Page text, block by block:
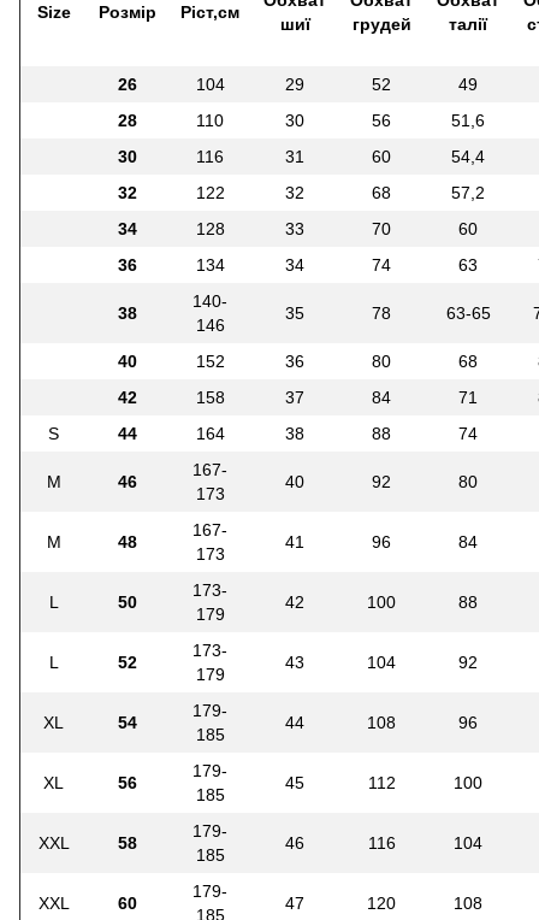
Size Розмір Ріст,см
шиї
грудей
талії
26 104 29 52
49
28
110 30 56
51,6
30
116 31 60
54,4
32
122 32 68
57,2
34
128 33 70
60
36
134 34 74 63
38
140-
146
35 78 63-65
40 152 36 80 68
42
158 37 84 71
S
44 164 38 88 74
M 46
167-
173
40 92 80
M 48
167-
173
41 96 84
L 50
173-
179
42 100 88
L 52
173-
179
43 104 92
XL 54
179-
185
44 108 96
XL 56
179-
185
45 112 100
XXL 58
179-
185
46 116 104
XXL 60
179-
185
47 120 108